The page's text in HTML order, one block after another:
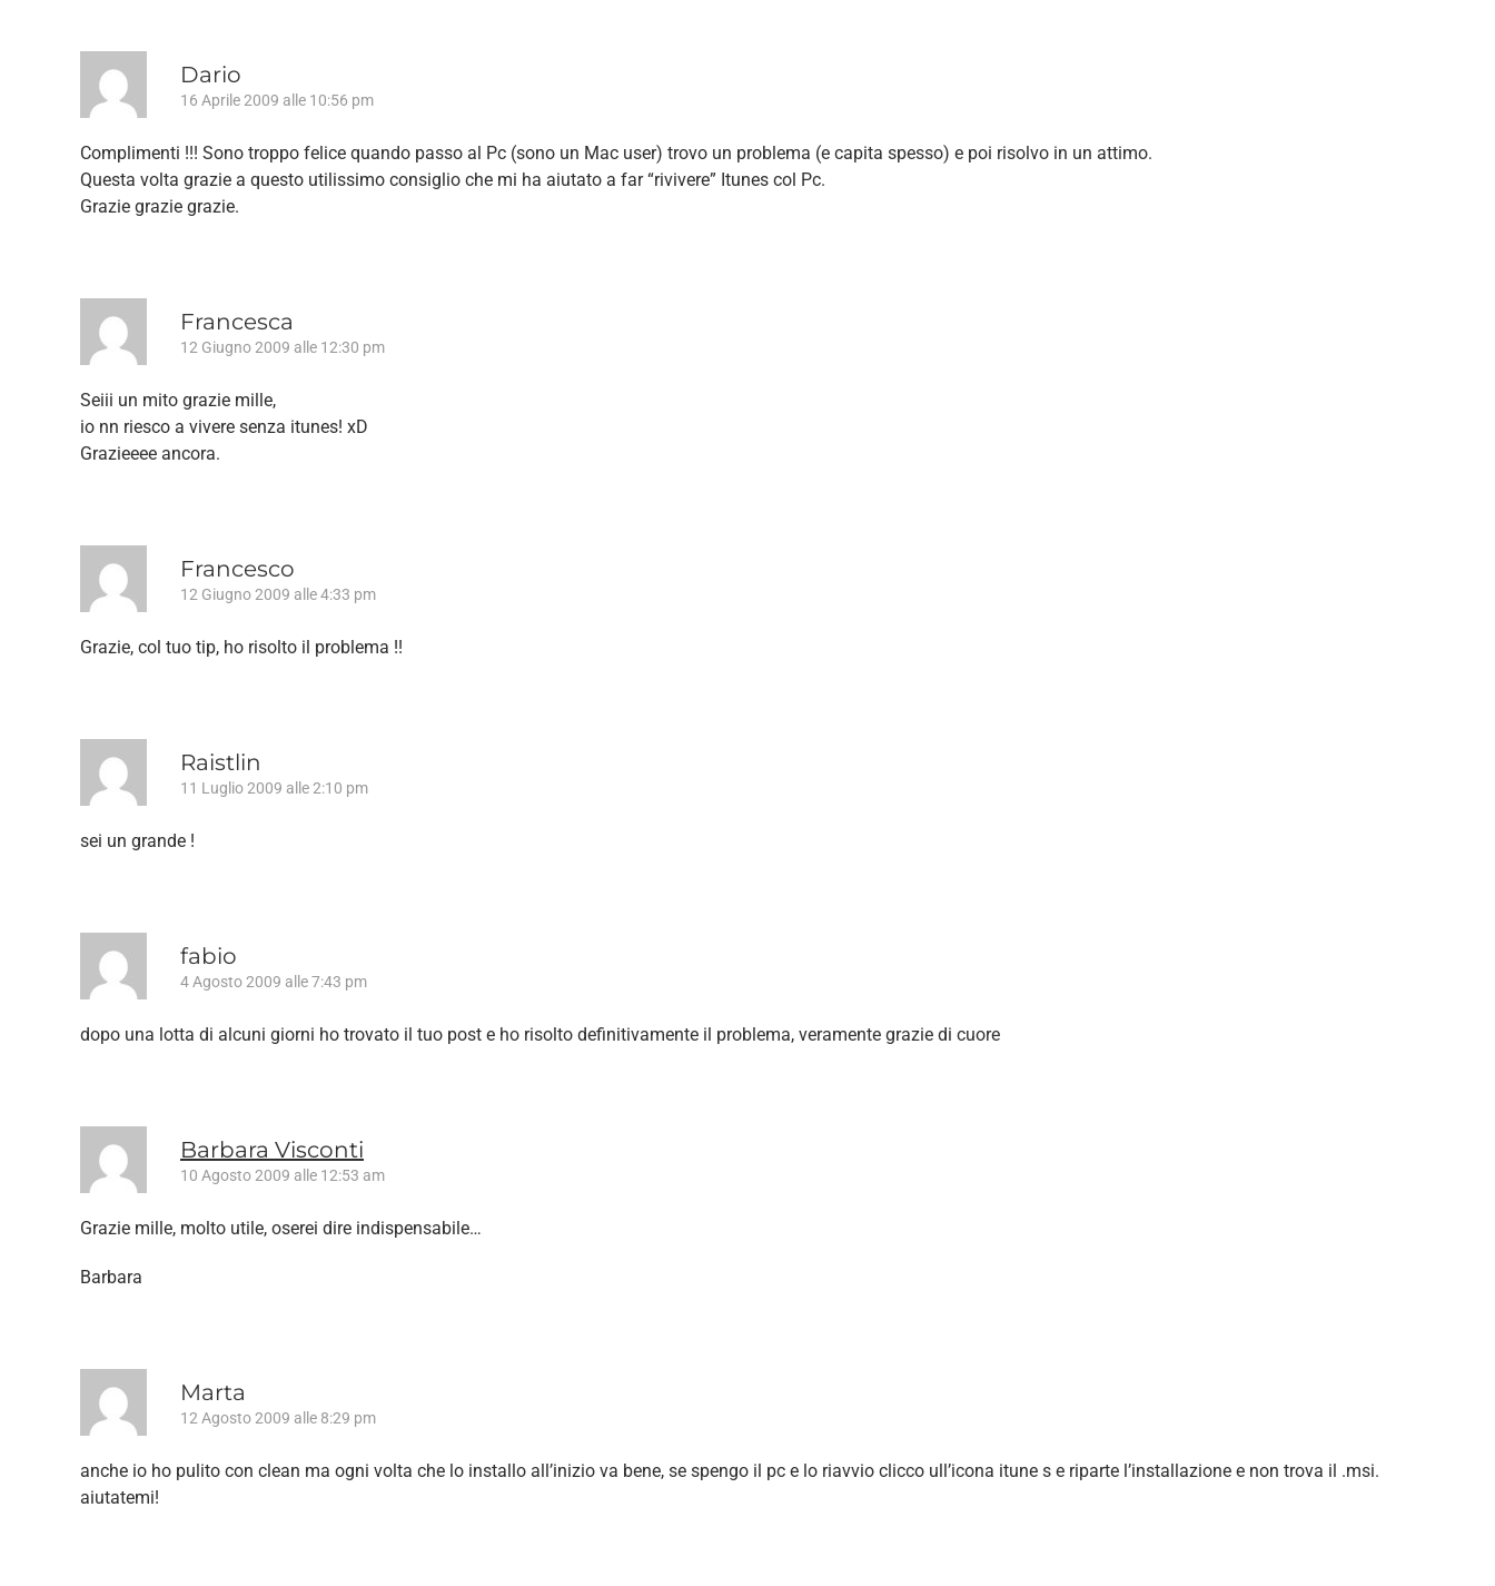
Dario
16 Aprile 2009 alle 10:56 pm
Complimenti !!! Sono troppo felice quando passo al Pc (sono un Mac user) trovo un problema (e capita spesso) e poi risolvo in un attimo.
Questa volta grazie a questo utilissimo consiglio che mi ha aiutato a far “rivivere” Itunes col Pc.
Grazie grazie grazie.
Francesca
12 Giugno 2009 alle 12:30 pm
Seiii un mito grazie mille,
io nn riesco a vivere senza itunes! xD
Grazieeee ancora.
Francesco
12 Giugno 2009 alle 4:33 pm
Grazie, col tuo tip, ho risolto il problema !!
Raistlin
11 Luglio 2009 alle 2:10 pm
sei un grande !
fabio
4 Agosto 2009 alle 7:43 pm
dopo una lotta di alcuni giorni ho trovato il tuo post e ho risolto definitivamente il problema, veramente grazie di cuore
Barbara Visconti
10 Agosto 2009 alle 12:53 am
Grazie mille, molto utile, oserei dire indispensabile…
Barbara
Marta
12 Agosto 2009 alle 8:29 pm
anche io ho pulito con clean ma ogni volta che lo installo all’inizio va bene, se spengo il pc e lo riavvio clicco ull’icona itune s e riparte l’installazione e non trova il .msi.
aiutatemi!